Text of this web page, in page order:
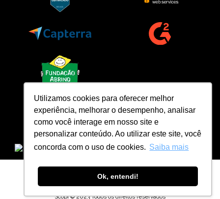
Utilizamos cookies para oferecer melhor
experiência, melhorar o desempenho, analisar
como você interage em nosso site e
personalizar conteúdo. Ao utilizar este site, você
concorda com o uso de cookies. Saiba mais
Ok, entendi!
Scopi © 2023 Todos os direitos reservados